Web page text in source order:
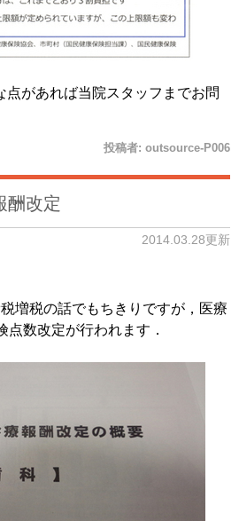
点があれば当院スタッフまでお問
投稿者: outsource-P006
酬改定
2014.03.28更新
増税の話でもちきりですが，医療
数改定が行われます．